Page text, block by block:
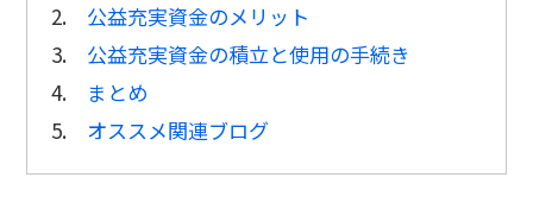
2. 公益充実資金のメリット
3. 公益充実資金の積立と使用の手続き
4. まとめ
5. オススメ関連ブログ